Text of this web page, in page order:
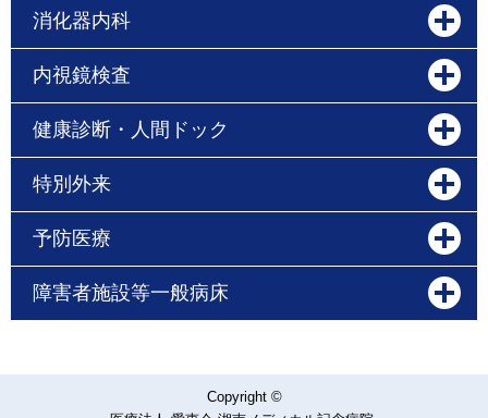
消化器内科
内視鏡検査
健康診断・人間ドック
特別外来
予防医療
障害者施設等一般病床
Copyright ©